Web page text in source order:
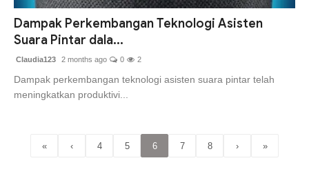
Dampak Perkembangan Teknologi Asisten
Suara Pintar dala...
Claudia123 2 months ago 0 2
Dampak perkembangan teknologi asisten suara pintar telah
meningkatkan produktivi...
« ‹ 4 5 6 7 8 › »